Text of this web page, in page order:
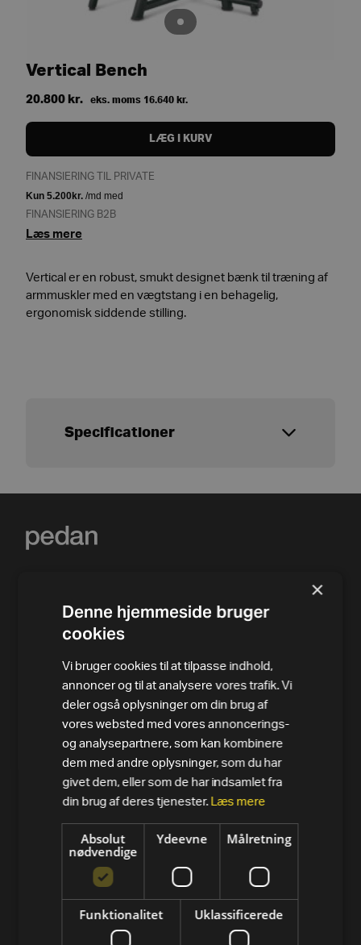
Vertical Bench
20.800 kr. eks. moms 16.640 kr.
LÆG I KURV
FINANSIERING TIL PRIVATE
FINANSIERING B2B
Læs mere
Vertical er en robust, smukt designet bænk til træning af
armmuskler med en vægtstang i en behagelig,
ergonomisk siddende stilling.
Specificationer
PRODUKTER
Alle varer
Løbebånd
Motionscykler
Crosstrainer og elliptical
Romaskine
Styrke
×
Denne hjemmeside bruger
cookies
Vi bruger cookies til at tilpasse indhold,
annoncer og til at analysere vores trafik. Vi
deler også oplysninger om din brug af
vores websted med vores annoncerings-
og analysepartnere, som kan kombinere
dem med andre oplysninger, som du har
givet dem, eller som de har indsamlet fra
din brug af deres tjenester. Læs mere
Absolut
nødvendige
Ydeevne Målretning
Funktionalitet Uklassificerede